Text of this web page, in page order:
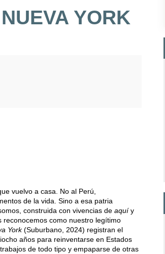
YORK
vuelvo a casa. No al Perú,
de la vida. Sino a esa patria
construida con vivencias de aquíy
reconocemos como nuestro legítimo
York(Suburbano, 2024) registran el
años para reinventarse en Estados
de todo tipo y empaparse de otras